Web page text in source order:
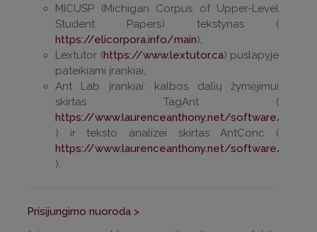
MICUSP (Michigan Corpus of Upper-Level
Student Papers) tekstynas (
https://elicorpora.info/main);
Lextutor (https://www.lextutor.ca) puslapyje
pateikiami įrankiai;
Ant Lab įrankiai: kalbos dalių žymėjimui
skirtas TagAnt (
https://www.laurenceanthony.net/software/
) ir teksto analizei skirtas AntConc (
https://www.laurenceanthony.net/software/
).
Prisijungimo nuoroda >